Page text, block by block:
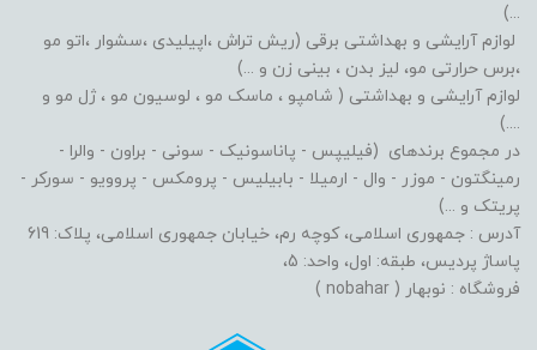
...)
لوازم آرایشی و بهداشتی برقی (ریش تراش ،اپیلیدی ،سشوار ،اتو مو
،برس حرارتی مو، لیز بدن ، بینی زن و ...)
لوازم آرایشی و بهداشتی ( شامپو ، ماسک مو ، لوسیون مو ، ژل مو و
....)
در مجموع برندهای (فیلیپس - پاناسونیک - سونی - براون - والرا -
رمینگتون - موزر - وال - ارمیلا - بابیلیس - پرومکس - پروویو - سورکر -
پریتک و ...)
آدرس : جمهوری اسلامی، کوچه رم، خیابان جمهوری اسلامی، پلاک: 619
پاساژ پردیس، طبقه: اول، واحد: 5،
فروشگاه : نوبهار ( nobahar )